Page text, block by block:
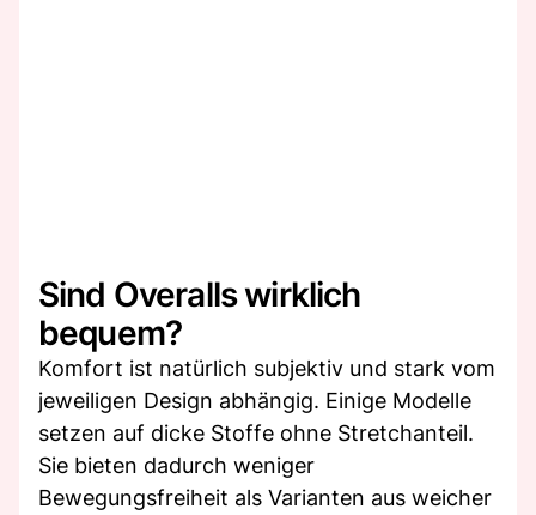
Sind Overalls wirklich
bequem?
Komfort ist natürlich subjektiv und stark vom
jeweiligen Design abhängig. Einige Modelle
setzen auf dicke Stoffe ohne Stretchanteil.
Sie bieten dadurch weniger
Bewegungsfreiheit als Varianten aus weicher